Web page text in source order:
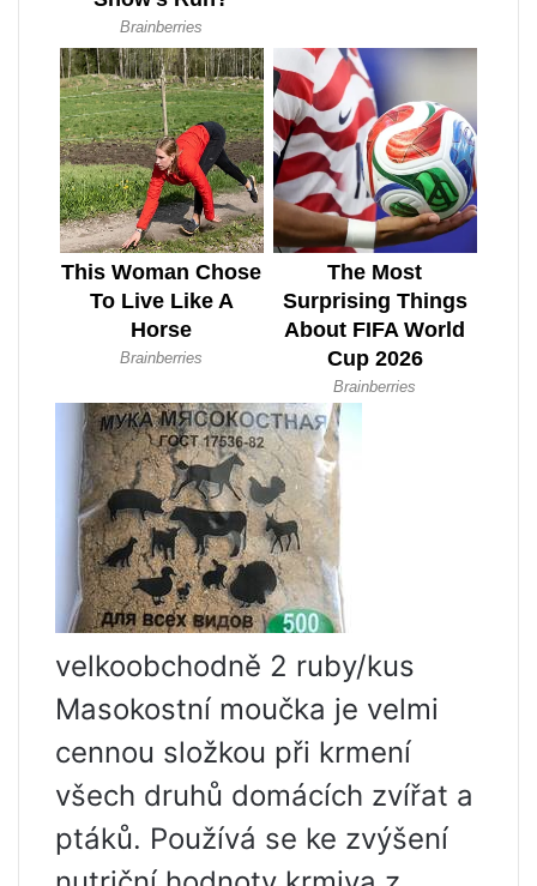
velkoobchodně 2 ruby/kus
Masokostní moučka je velmi
cennou složkou při krmení
všech druhů domácích zvířat a
ptáků. Používá se ke zvýšení